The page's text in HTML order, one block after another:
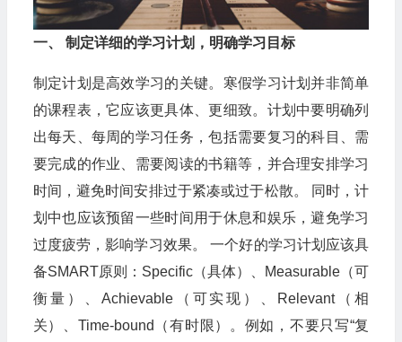
一、 制定详细的学习计划，明确学习目标
制定计划是高效学习的关键。寒假学习计划并非简单
的课程表，它应该更具体、更细致。计划中要明确列
出每天、每周的学习任务，包括需要复习的科目、需
要完成的作业、需要阅读的书籍等，并合理安排学习
时间，避免时间安排过于紧凑或过于松散。 同时，计
划中也应该预留一些时间用于休息和娱乐，避免学习
过度疲劳，影响学习效果。 一个好的学习计划应该具
备SMART原则：Specific（具体）、Measurable（可
衡量）、Achievable（可实现）、Relevant（相
关）、Time-bound（有时限）。例如，不要只写“复